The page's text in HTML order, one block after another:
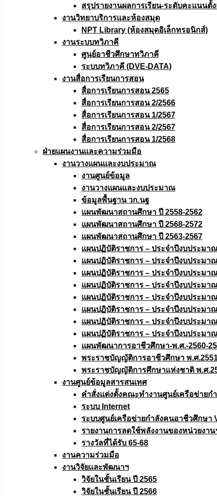
สรุปรายงานผลการเรียน-ระดับคะแนนตั้
งานวิทยาบริการเเละห้องสมุด
NPT Library (ห้องสมุดอิเล็กทรอนิกส์)
งานระบบทวิภาคี
ศูนย์อาชีวศึกษาทวิภาคี
ระบบทวิภาคี (DVE-DATA)
งานสื่อการเรียนการสอน
สื่อการเรียนการสอน 2565
สื่อการเรียนการสอน 2/2566
สื่อการเรียนการสอน 1/2567
สื่อการเรียนการสอน 2/2567
สื่อการเรียนการสอน 1/2568
ฝ่ายแผนงานเเละความร่วมมือ
งานวางแผนเเละงบประมาณ
งานศูนย์ข้อมูล
งานวางแผนและงบประมาณ
ข้อมูลพื้นฐาน วก.นฐ
แผนพัฒนาสถานศึกษา ปี 2558-2562
แผนพัฒนาสถานศึกษา ปี 2568-2572
แผนพัฒนาสถานศึกษา ปี 2563-2567
แผนปฏิบัติราชการ – ประจำปีงบประมา
แผนปฏิบัติราชการ – ประจำปีงบประมา
แผนปฏิบัติราชการ – ประจำปีงบประมา
แผนปฏิบัติราชการ – ประจำปีงบประมา
แผนปฏิบัติราชการ – ประจำปีงบประมา
แผนปฏิบัติราชการ – ประจำปีงบประมา
แผนปฏิบัติราชการ – ประจำปีงบประมา
แผนปฏิบัติราชการ – ประจำปีงบประมา
แผนพัฒนาการอาชีวศึกษา-พ.ศ.-2560-
พระราชบัญญัติการอาชีวศึกษา พ.ศ
พระราชบัญญัติการศึกษาแห่งชาติ พ.ศ
งานศูนย์ข้อมูลสารสนเทศ
คำสั่งแต่งตั้งคณะทำงานศูนย์เครือข่าย
ระบบ Internet
ระบบศูนย์เครือข่ายกำลังคนอาชีวศึกษา
รายงานการลดใช้พลังงานของหน่วยงา
รางวัลที่ได้รับ 65-68
งานความร่วมมือ
งานวิจัยเเละพัฒนาฯ
วิจัยในชั้นเรียน ปี 2565
วิจัยในชั้นเรียน ปี 2566